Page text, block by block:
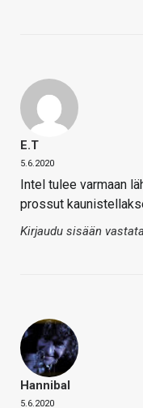
E.T
5.6.2020
Intel tulee varmaan
prossut
Kirjaudu sisään
Hannibal
5.6.2020